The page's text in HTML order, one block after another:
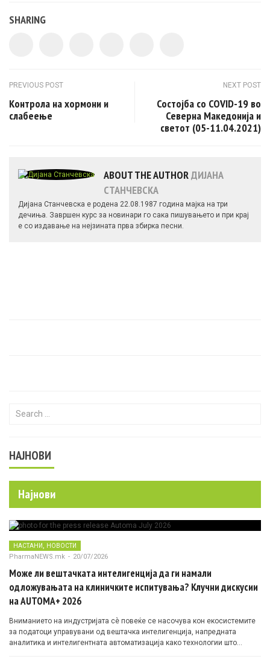
SHARING
Post navigation
PREVIOUS POST
Контрола на хормони и
слабеење
NEXT POST
Состојба со COVID-19 во
Северна Македонија и
светот (05-11.04.2021)
ABOUT THE AUTHORДИЈАНА
СТАНЧЕВСКА
Дијана Станчевска е родена 22.08.1987 година мајка на три
дечиња. Завршен курс за новинари го сака пишувањето и при крај
е со издавање на нејзината прва збирка песни.
Search for:
НАЈНОВИ
Најнови
НАСТАНИ, НОВОСТИ
PharmaNEWS.mk - 20/07/2026
Може ли вештачката интелигенција да ги намали
одложувањата на клиничките испитувања? Клучни дискусии
на AUTOMA+ 2026
Вниманието на индустријата сè повеќе се насочува кон екосистемите
за податоци управувани од вештачка интелигенција, напредната
аналитика и интелигентната автоматизација како технологии што